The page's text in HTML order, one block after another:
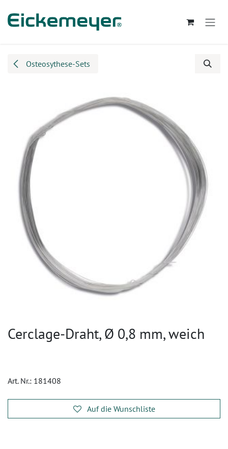
Osteosythese-Sets
Cerclage-Draht, Ø 0,8 mm, weich
Art. Nr.: 181408
Auf die Wunschliste